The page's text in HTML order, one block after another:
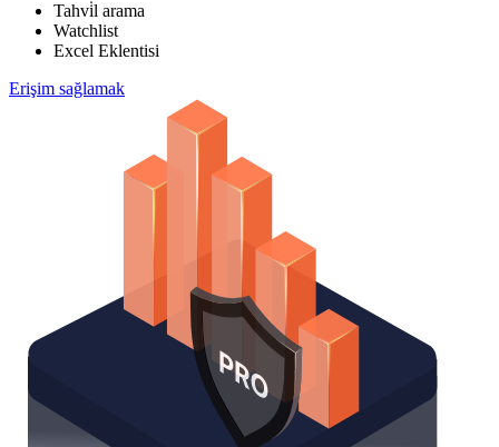
Tahvi̇l arama
Watchlist
Excel Eklentisi
Erişim sağlamak